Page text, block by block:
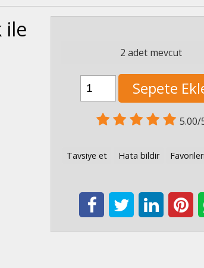
ile
2 adet mevcut
Sepete
5.00/
Tavsiye et Hata bildir